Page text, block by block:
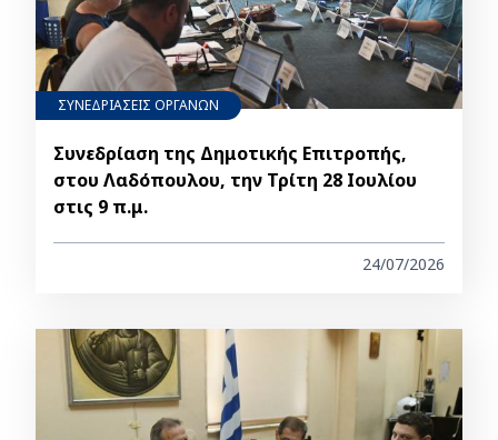
ΣΥΝΕΔΡΙΑΣΕΙΣ ΟΡΓΑΝΩΝ
Συνεδρίαση της Δημοτικής Επιτροπής,
στου Λαδόπουλου, την Τρίτη 28 Ιουλίου
στις 9 π.μ.
24/07/2026